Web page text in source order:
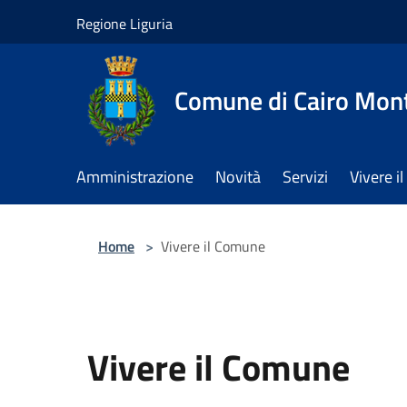
Regione Liguria
Comune di Cairo
Amministrazione Novità Servizi Vivere
Home > Vivere il Comune
Vivere il Comune